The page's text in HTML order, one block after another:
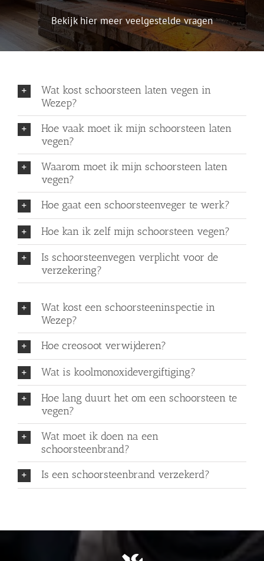
Bekijk hier meer veelgestelde vragen
Wat kost schoorsteen laten vegen in
Wezep?
Hoe vaak moet ik mijn schoorsteen laten
vegen?
Waarom moet ik mijn schoorsteen laten
vegen?
Hoe gaat een schoorsteenveger te werk?
Hoe kan ik zelf mijn schoorsteen vegen?
Is schoorsteenvegen verplicht voor de
verzekering?
Wat kost een schoorsteeninspectie in
Wezep?
Hoe creosoot verwijderen?
Wat is koolmonoxidevergiftiging?
Hoe lang duurt het om een schoorsteen te
vegen?
Wat moet ik doen na een
schoorsteenbrand?
Is een schoorsteenbrand verzekerd?